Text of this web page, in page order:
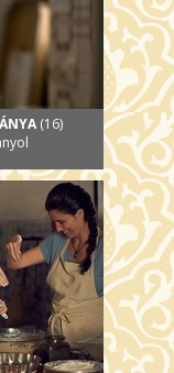
(16)